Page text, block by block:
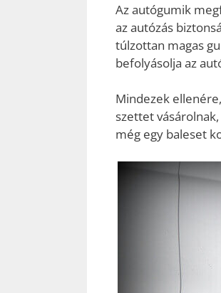
Az autógumik
az autózás
túlzottan magas
befolyásolja az
Mindezek
szettet
még egy baleset